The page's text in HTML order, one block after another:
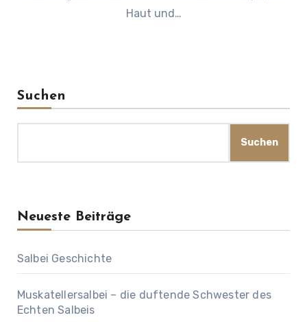
Haut und…
Suchen
Suchen
Neueste Beiträge
Salbei Geschichte
Muskatellersalbei – die duftende Schwester des
Echten Salbeis